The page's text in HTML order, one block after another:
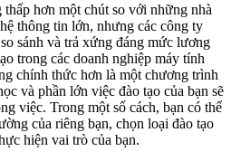
hơn một chút so với những nhà
thông tin lớn, nhưng các công ty
sánh và trả xứng đáng mức lương
trong các doanh nghiệp máy tính
chính thức hơn là một chương trình
và phần lớn việc đào tạo của bạn sẽ
việc. Trong một số cách, bạn có thể
của riêng bạn, chọn loại đào tạo
hiện vai trò của bạn.